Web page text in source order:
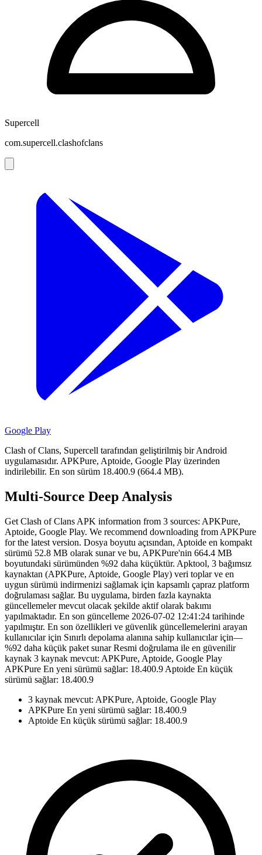
Supercell
com.supercell.clashofclans
Google Play
Clash of Clans, Supercell tarafından geliştirilmiş bir Android
uygulamasıdır. APKPure, Aptoide, Google Play üzerinden
indirilebilir. En son sürüm 18.400.9 (664.4 MB).
Multi-Source Deep Analysis
Get Clash of Clans APK information from 3 sources: APKPure,
Aptoide, Google Play. We recommend downloading from APKPure
for the latest version. Dosya boyutu açısından, Aptoide en kompakt
sürümü 52.8 MB olarak sunar ve bu, APKPure'nin 664.4 MB
boyutundaki sürümünden %92 daha küçüktür. Apktool, 3 bağımsız
kaynaktan (APKPure, Aptoide, Google Play) veri toplar ve en
uygun sürümü indirmenizi sağlamak için kapsamlı çapraz platform
doğrulaması sağlar. Bu uygulama, birden fazla kaynakta
güncellemeler mevcut olacak şekilde aktif olarak bakımı
yapılmaktadır. En son güncelleme 2026-07-02 12:41:24 tarihinde
yapılmıştır. En son özellikleri ve güvenlik güncellemelerini arayan
kullanıcılar için Sınırlı depolama alanına sahip kullanıcılar için—
%92 daha küçük paket sunar Resmi doğrulama ile en güvenilir
kaynak 3 kaynak mevcut: APKPure, Aptoide, Google Play
APKPure En yeni sürümü sağlar: 18.400.9 Aptoide En küçük
sürümü sağlar: 18.400.9
3 kaynak mevcut: APKPure, Aptoide, Google Play
APKPure En yeni sürümü sağlar: 18.400.9
Aptoide En küçük sürümü sağlar: 18.400.9